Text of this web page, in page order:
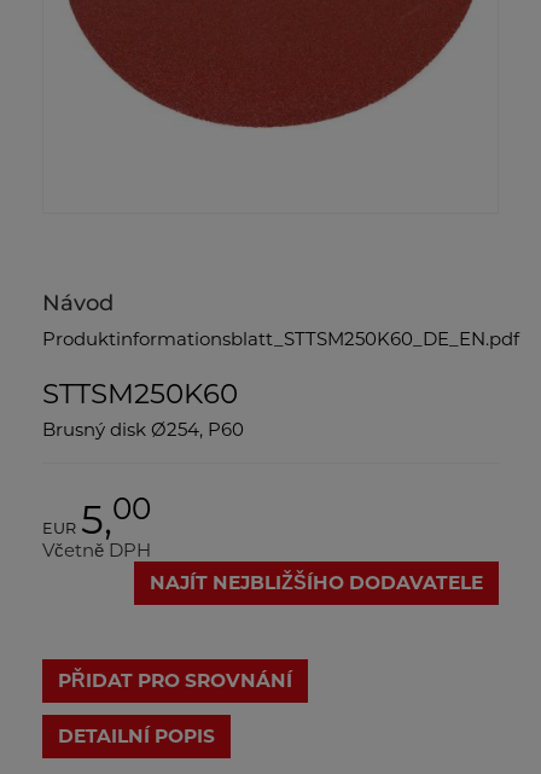
Návod
Produktinformationsblatt_STTSM250K60_DE_EN.pdf
STTSM250K60
Brusný disk Ø254, P60
EUR 5,00
Včetně DPH
NAJÍT NEJBLIŽŠÍHO DODAVATELE
PŘIDAT PRO SROVNÁNÍ
DETAILNÍ POPIS